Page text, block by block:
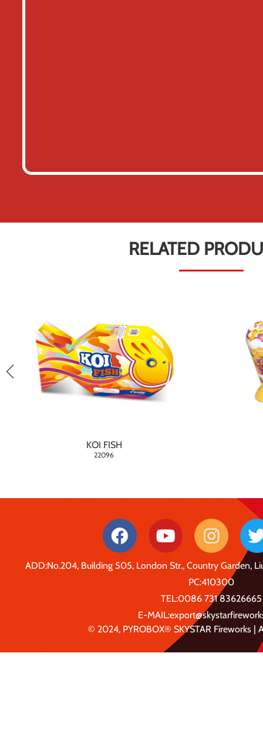
RELATED
KOI FISH
22096
ADD:No.204, Building 505, London Str., Country Garden,
PC:410300
TEL:0086 731 83626665
E-
© 2024, PYROBOX® SKYSTAR Fireworks |